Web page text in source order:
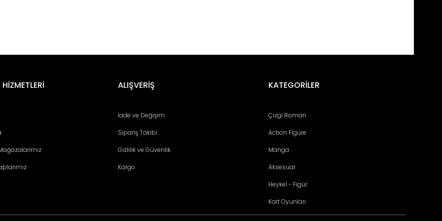
Yorum YazALIŞVERİŞ
İade ve Değişim
Sipariş Takibi
Gizlilik ve Güvenlik
Kargo
KATEGORİLER
Çizgi Roman
Action Figüre
Manga
Aksesuar
Heykel - Figür
Kart Oyunları